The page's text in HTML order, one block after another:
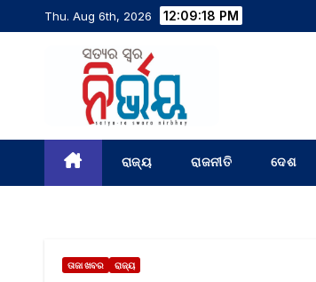
Thu. Aug 6th, 2026 12:09:19 PM
ରାଜ୍ୟ ରାଜନୀତି ଦେଶ
ତାଜା ଖବର ରାଜ୍ୟ